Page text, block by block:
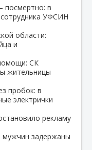
в
УФСИН
области:
и
СК
жительницы
пробок: в
электрички
рекламу
мужчин задержаны